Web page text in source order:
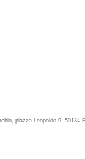
piazza Leopoldo 9, 50134